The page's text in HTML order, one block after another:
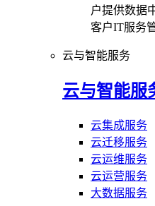
户提供数据
客户IT服务
云与智能服务
云与智能服
云集成服务
云迁移服务
云运维服务
云运营服务
大数据服务